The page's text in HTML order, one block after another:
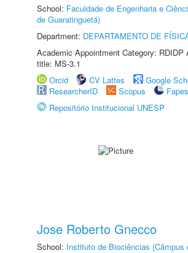
School: Faculdade de Engenharia e
de Guaratinguetá)
Department: DEPARTAMENTO DE
Academic Appointment Category: RDIDP
title: MS-3.1
Orcid
CV Lattes
Google
ResearcherID
Scopus
Repositório Institucional UNESP
Jose Roberto Gnecco
School: Instituto de Biociências (Câmpus